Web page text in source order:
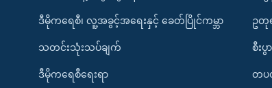
ဒီမိုကရေစီ၊ လူ့အခွင့်အရေးနှင့် ခေတ်ပြိုင်ကမ္ဘာ
သတင်းသုံးသပ်ချက်
ဒီမိုကရေစီရေးရာ
ဥတု
စီးပွ
တပ